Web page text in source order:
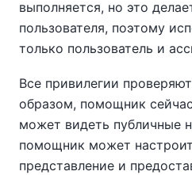
выполняется, но это
пользователя, поэтому
только пользователь и
Все привилегии
образом, помощник
может видеть публичные
помощник может
представление и